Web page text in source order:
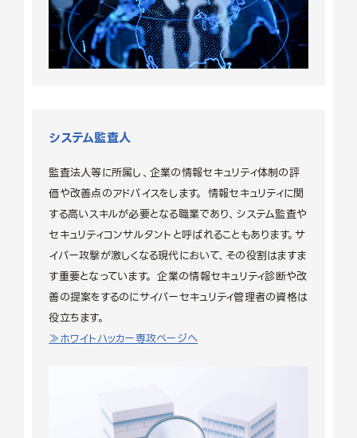
システム監査人
監査法人等に所属し、企業の情報セキュリティ体制の評
価や改善点のアドバイスをします。 情報セキュリティに関
する高いスキルが必要となる職業であり、システム監査や
セキュリティコンサルタントと呼ばれることもあります。サ
イバー攻撃が激しくなる現代において、その役割はますま
す重要となっています。 企業の情報セキュリティ診断や改
善の提案をするのにサイバーセキュリティ管理者の資格は
役立ちます。
≫ホワイトハッカー専攻ページへ